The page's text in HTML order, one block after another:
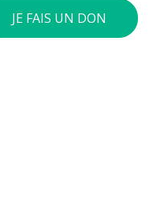
JE FAIS UN DON